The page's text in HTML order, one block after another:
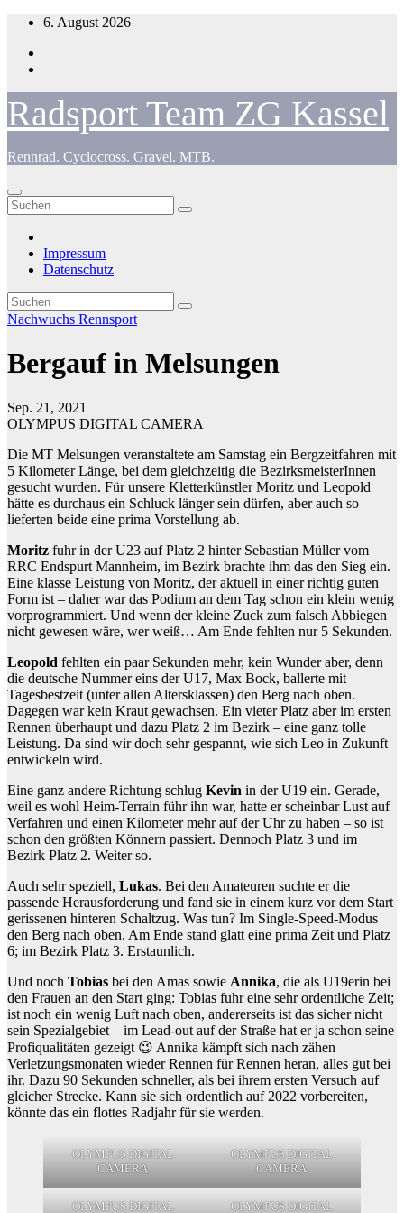
Zum
springen
6. August 2026
Radsport Team ZG Kassel
Rennrad. Cyclocross. Gravel. MTB.
Impressum
Datenschutz
Nachwuchs Rennsport
Bergauf in Melsungen
Sep. 21, 2021
OLYMPUS DIGITAL CAMERA
Die MT Melsungen veranstaltete am Samstag ein Bergzeitfahren mit
5 Kilometer Länge, bei dem gleichzeitig die BezirksmeisterInnen
gesucht wurden. Für unsere Kletterkünstler Moritz und Leopold
hätte es durchaus ein Schluck länger sein dürfen, aber auch so
lieferten beide eine prima Vorstellung ab.
Moritz fuhr in der U23 auf Platz 2 hinter Sebastian Müller vom
RRC Endspurt Mannheim, im Bezirk brachte ihm das den Sieg ein.
Eine klasse Leistung von Moritz, der aktuell in einer richtig guten
Form ist – daher war das Podium an dem Tag schon ein klein wenig
vorprogrammiert. Und wenn der kleine Zuck zum falsch Abbiegen
nicht gewesen wäre, wer weiß… Am Ende fehlten nur 5 Sekunden.
Leopold fehlten ein paar Sekunden mehr, kein Wunder aber, denn
die deutsche Nummer eins der U17, Max Bock, ballerte mit
Tagesbestzeit (unter allen Altersklassen) den Berg nach oben.
Dagegen war kein Kraut gewachsen. Ein vieter Platz aber im ersten
Rennen überhaupt und dazu Platz 2 im Bezirk – eine ganz tolle
Leistung. Da sind wir doch sehr gespannt, wie sich Leo in Zukunft
entwickeln wird.
Eine ganz andere Richtung schlug Kevin in der U19 ein. Gerade,
weil es wohl Heim-Terrain führ ihn war, hatte er scheinbar Lust auf
Verfahren und einen Kilometer mehr auf der Uhr zu haben – so ist
schon den größten Könnern passiert. Dennoch Platz 3 und im
Bezirk Platz 2. Weiter so.
Auch sehr speziell, Lukas. Bei den Amateuren suchte er die
passende Herausforderung und fand sie in einem kurz vor dem Start
gerissenen hinteren Schaltzug. Was tun? Im Single-Speed-Modus
den Berg nach oben. Am Ende stand glatt eine prima Zeit und Platz
6; im Bezirk Platz 3. Erstaunlich.
Und noch Tobias bei den Amas sowie Annika, die als U19erin bei
den Frauen an den Start ging: Tobias fuhr eine sehr ordentliche Zeit;
ist noch ein wenig Luft nach oben, andererseits ist das sicher nicht
sein Spezialgebiet – im Lead-out auf der Straße hat er ja schon seine
Profiqualitäten gezeigt 😉 Annika kämpft sich nach zähen
Verletzungsmonaten wieder Rennen für Rennen heran, alles gut bei
ihr. Dazu 90 Sekunden schneller, als bei ihrem ersten Versuch auf
gleicher Strecke. Kann sie sich ordentlich auf 2022 vorbereiten,
könnte das ein flottes Radjahr für sie werden.
OLYMPUS DIGITAL
CAMERA
OLYMPUS DIGITAL
CAMERA
OLYMPUS DIGITAL
OLYMPUS DIGITAL